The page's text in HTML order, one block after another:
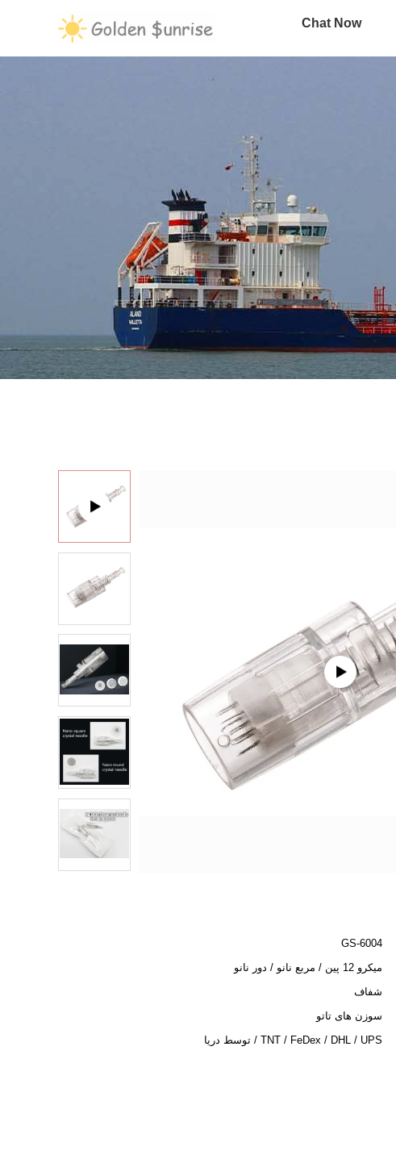
Chat Now
GS-6004
میکرو 12 پین / مربع نانو / دور نانو
شفاف
سوزن های تاتو
TNT / FeDex / DHL / UPS / توسط دریا